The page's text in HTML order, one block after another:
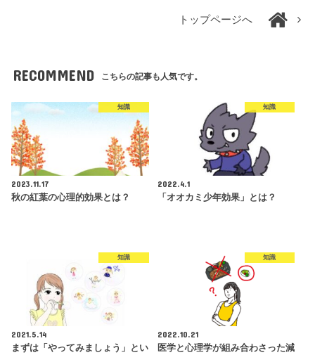
トップページへ
RECOMMEND こちらの記事も人気です。
知識
2023.11.17
秋の紅葉の心理的効果とは？
知識
2022.4.1
「オオカミ少年効果」とは？
知識
2021.5.14
まずは「やってみましょう」とい
知識
2022.10.21
医学と心理学が組み合わさった減